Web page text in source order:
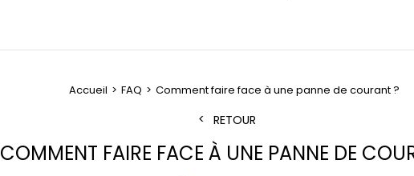
Accueil FAQ Comment faire face à une panne de courant ?
RETOUR
COMMENT FAIRE FACE À UNE PANNE DE